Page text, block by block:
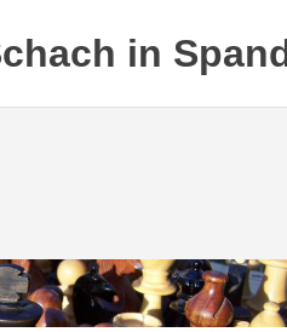
in